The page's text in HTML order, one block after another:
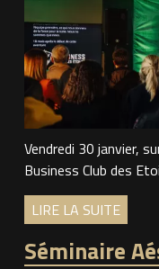
Vendredi 30 janvier,
Business Club des
LIRE LA SUITE
Séminaire